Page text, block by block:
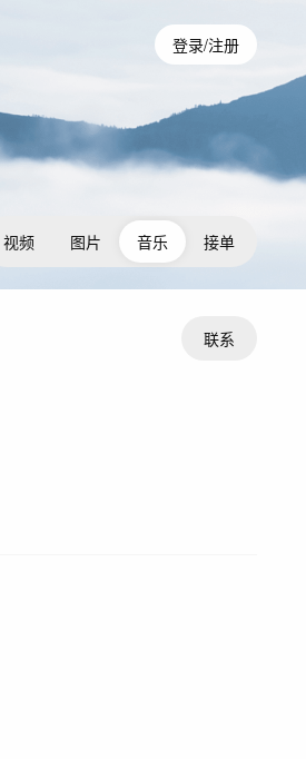
登录/注册
视频 图片 音乐 接单
联系